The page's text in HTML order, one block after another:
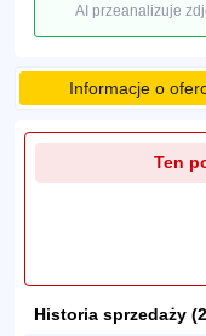
AI przeanalizuje
Informacje o
Ten
Historia sprzedaży